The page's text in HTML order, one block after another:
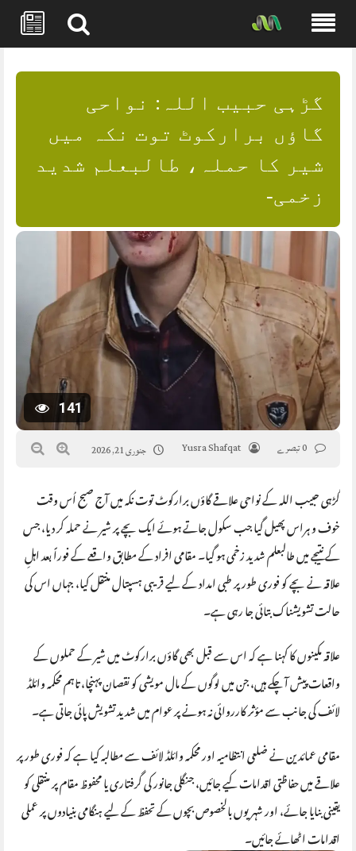
content
گڑہی حبیب اللہ: نواحی
گاؤں برارکوٹ توت نکہ میں
شیر کا حملہ، طالبعلم شدید
زخمی-
141
Yusra Shafqat جنوری 21, 2026
گڑہی حبیب اللہ کے نواحی علاقے گاؤں برارکوٹ توت نکہ میں آج صبح اُس وقت
خوف و ہراس پھیل گیا جب سکول جاتے ہوئے ایک بچے پر شیر نے حملہ کر دیا، جس
کے نتیجے میں طالبعلم شدید زخمی ہو گیا۔ مقامی افراد کے مطابق واقعے کے فوراً بعد اہلِ
علاقہ نے بچے کو فوری طور پر طبی امداد کے لیے قریبی ہسپتال منتقل کیا، جہاں اس کی
حالت تشویشناک بتائی جا رہی ہے۔
علاقہ مکینوں کا کہنا ہے کہ اس سے قبل بھی گاؤں برارکوٹ میں شیر کے حملوں کے
واقعات پیش آ چکے ہیں، جن میں لوگوں کے مال مویشی کو نقصان پہنچا، تاہم محکمہ وائلڈ
لائف کی جانب سے مؤثر کارروائی نہ ہونے پر عوام میں شدید تشویش پائی جاتی ہے۔
مقامی عمائدین نے ضلعی انتظامیہ اور محکمہ وائلڈ لائف سے مطالبہ کیا ہے کہ فوری طور پر
علاقے میں حفاظتی اقدامات کیے جائیں، جنگلی جانور کی گرفتاری یا محفوظ مقام پر منتقلی کو
یقینی بنایا جائے، اور شہریوں بالخصوص بچوں کے تحفظ کے لیے ہنگامی بنیادوں پر عملی
اقدامات اٹھائے جائیں۔